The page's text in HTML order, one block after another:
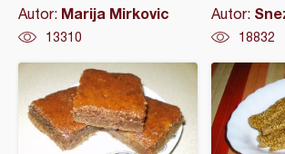
Autor: Marija Mirkovic
13310
Autor:
18832